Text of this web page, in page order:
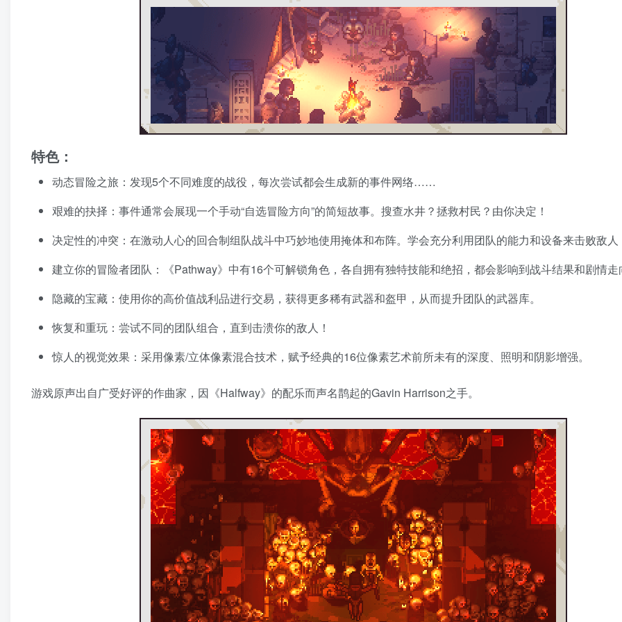
特色：
动态冒险之旅：发现5个不同难度的战役，每次尝试都会生成新的事件网络……
艰难的抉择：事件通常会展现一个手动“自选冒险方向”的简短故事。搜查水井？拯救村民？由你决定！
决定性的冲突：在激动人心的回合制组队战斗中巧妙地使用掩体和布阵。学会充分利用团队的能力和设备来击败敌人
建立你的冒险者团队：《Pathway》中有16个可解锁角色，各自拥有独特技能和绝招，都会影响到战斗结果和剧情走
隐藏的宝藏：使用你的高价值战利品进行交易，获得更多稀有武器和盔甲，从而提升团队的武器库。
恢复和重玩：尝试不同的团队组合，直到击溃你的敌人！
惊人的视觉效果：采用像素/立体像素混合技术，赋予经典的16位像素艺术前所未有的深度、照明和阴影增强。
游戏原声出自广受好评的作曲家，因《Halfway》的配乐而声名鹊起的Gavin Harrison之手。